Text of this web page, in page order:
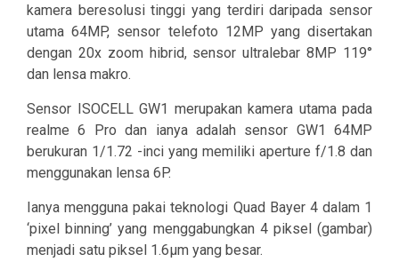
kamera beresolusi tinggi yang terdiri daripada sensor
utama 64MP, sensor telefoto 12MP yang disertakan
dengan 20x zoom hibrid, sensor ultralebar 8MP 119°
dan lensa makro.
Sensor ISOCELL GW1 merupakan kamera utama pada
realme 6 Pro dan ianya adalah sensor GW1 64MP
berukuran 1/1.72 -inci yang memiliki aperture f/1.8 dan
menggunakan lensa 6P.
Ianya mengguna pakai teknologi Quad Bayer 4 dalam 1
‘pixel binning’ yang menggabungkan 4 piksel (gambar)
menjadi satu piksel 1.6μm yang besar.